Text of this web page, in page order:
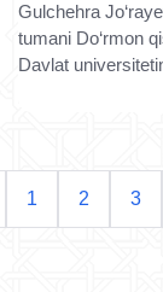
Gulchehra
tumani Do‘rmon
Davlat
1 2 3